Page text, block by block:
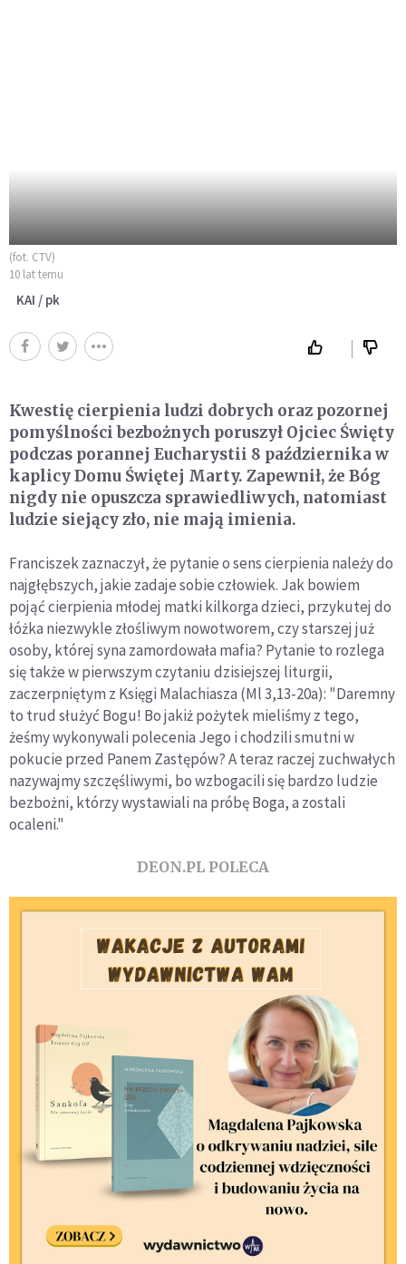
(fot. CTV)
10 lat temu
KAI / pk
Kwestię cierpienia ludzi dobrych oraz pozornej
pomyślności bezbożnych poruszył Ojciec Święty
podczas porannej Eucharystii 8 października w
kaplicy Domu Świętej Marty. Zapewnił, że Bóg
nigdy nie opuszcza sprawiedliwych, natomiast
ludzie siejący zło, nie mają imienia.
Franciszek zaznaczył, że pytanie o sens cierpienia należy do
najgłębszych, jakie zadaje sobie człowiek. Jak bowiem
pojąć cierpienia młodej matki kilkorga dzieci, przykutej do
łóżka niezwykle złośliwym nowotworem, czy starszej już
osoby, której syna zamordowała mafia? Pytanie to rozlega
się także w pierwszym czytaniu dzisiejszej liturgii,
zaczerpniętym z Księgi Malachiasza (Ml 3,13-20a): "Daremny
to trud służyć Bogu! Bo jakiż pożytek mieliśmy z tego,
żeśmy wykonywali polecenia Jego i chodzili smutni w
pokucie przed Panem Zastępów? A teraz raczej zuchwałych
nazywajmy szczęśliwymi, bo wzbogacili się bardzo ludzie
bezbożni, którzy wystawiali na próbę Boga, a zostali
ocaleni."
DEON.PL POLECA